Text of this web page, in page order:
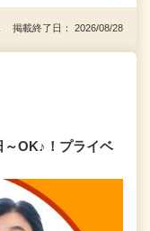
掲載終了日： 2026/08/28
～OK♪！プライベ